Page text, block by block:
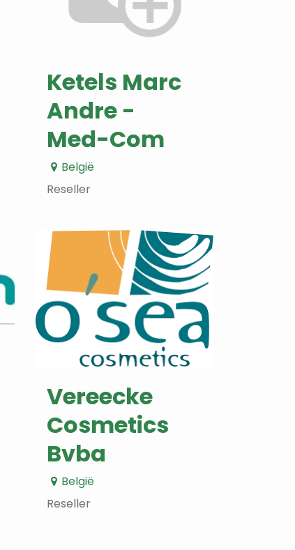
Ketels Marc
Andre -
Med-Com
België
Reseller
Vereecke
Cosmetics
Bvba
België
Reseller